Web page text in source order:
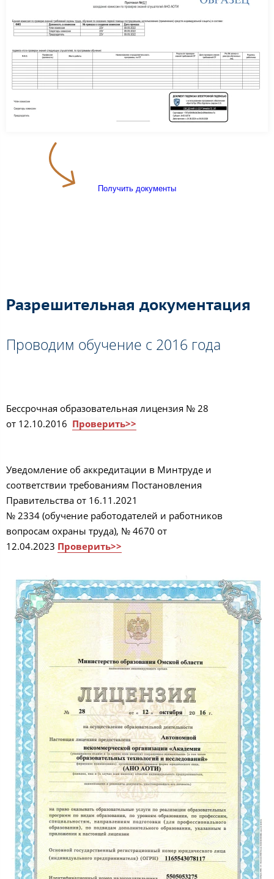
Получить документы
Разрешительная документация
Проводим обучение с 2016 года
Бессрочная образовательная лицензия № 28
от 12.10.2016 Проверить>>
Уведомление об аккредитации в Минтруде и
соответствии требованиям Постановления
Правительства от 16.11.2021
№ 2334 (обучение работодателей и работников
вопросам охраны труда), № 4670 от
12.04.2023 Проверить>>